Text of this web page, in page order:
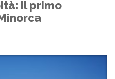
il primo